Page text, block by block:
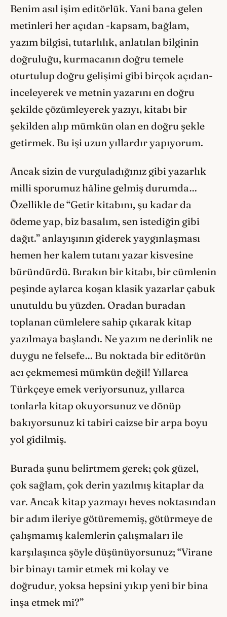
Benim asıl işim editörlük. Yani bana gelen
metinleri her açıdan -kapsam, bağlam,
yazım bilgisi, tutarlılık, anlatılan bilginin
doğruluğu, kurmacanın doğru temele
oturtulup doğru gelişimi gibi birçok açıdan-
inceleyerek ve metnin yazarını en doğru
şekilde çözümleyerek yazıyı, kitabı bir
şekilden alıp mümkün olan en doğru şekle
getirmek. Bu işi uzun yıllardır yapıyorum.
Ancak sizin de vurguladığınız gibi yazarlık
milli sporumuz hâline gelmiş durumda…
Özellikle de “Getir kitabını, şu kadar da
ödeme yap, biz basalım, sen istediğin gibi
dağıt.” anlayışının giderek yaygınlaşması
hemen her kalem tutanı yazar kisvesine
büründürdü. Bırakın bir kitabı, bir cümlenin
peşinde aylarca koşan klasik yazarlar çabuk
unutuldu bu yüzden. Oradan buradan
toplanan cümlelere sahip çıkarak kitap
yazılmaya başlandı. Ne yazım ne derinlik ne
duygu ne felsefe… Bu noktada bir editörün
acı çekmemesi mümkün değil! Yıllarca
Türkçeye emek veriyorsunuz, yıllarca
tonlarla kitap okuyorsunuz ve dönüp
bakıyorsunuz ki tabiri caizse bir arpa boyu
yol gidilmiş.
Burada şunu belirtmem gerek; çok güzel,
çok sağlam, çok derin yazılmış kitaplar da
var. Ancak kitap yazmayı heves noktasından
bir adım ileriye götürememiş, götürmeye de
çalışmamış kalemlerin çalışmaları ile
karşılaşınca şöyle düşünüyorsunuz; “Virane
bir binayı tamir etmek mi kolay ve
doğrudur, yoksa hepsini yıkıp yeni bir bina
inşa etmek mi?”